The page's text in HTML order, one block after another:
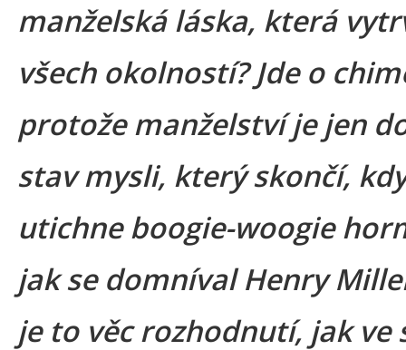
manželská láska, která
všech okolností? Jde o
protože manželství je jen
stav mysli, který skončí,
utichne boogie-woogie
jak se domníval Henry
je to věc rozhodnutí, jak ve